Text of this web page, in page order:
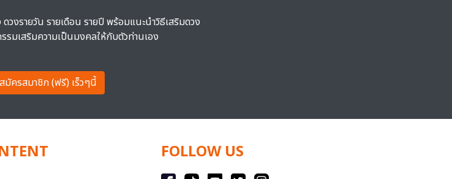
วงรายวัน รายเดือน รายปี พร้อมแนะนำวิธีเสริมดวง
รมเสริมความเป็นมงคลให้กับตัวท่านเอง
มัครสมาชิก (ฟรี) เร็วๆนี้
FOLLOW US